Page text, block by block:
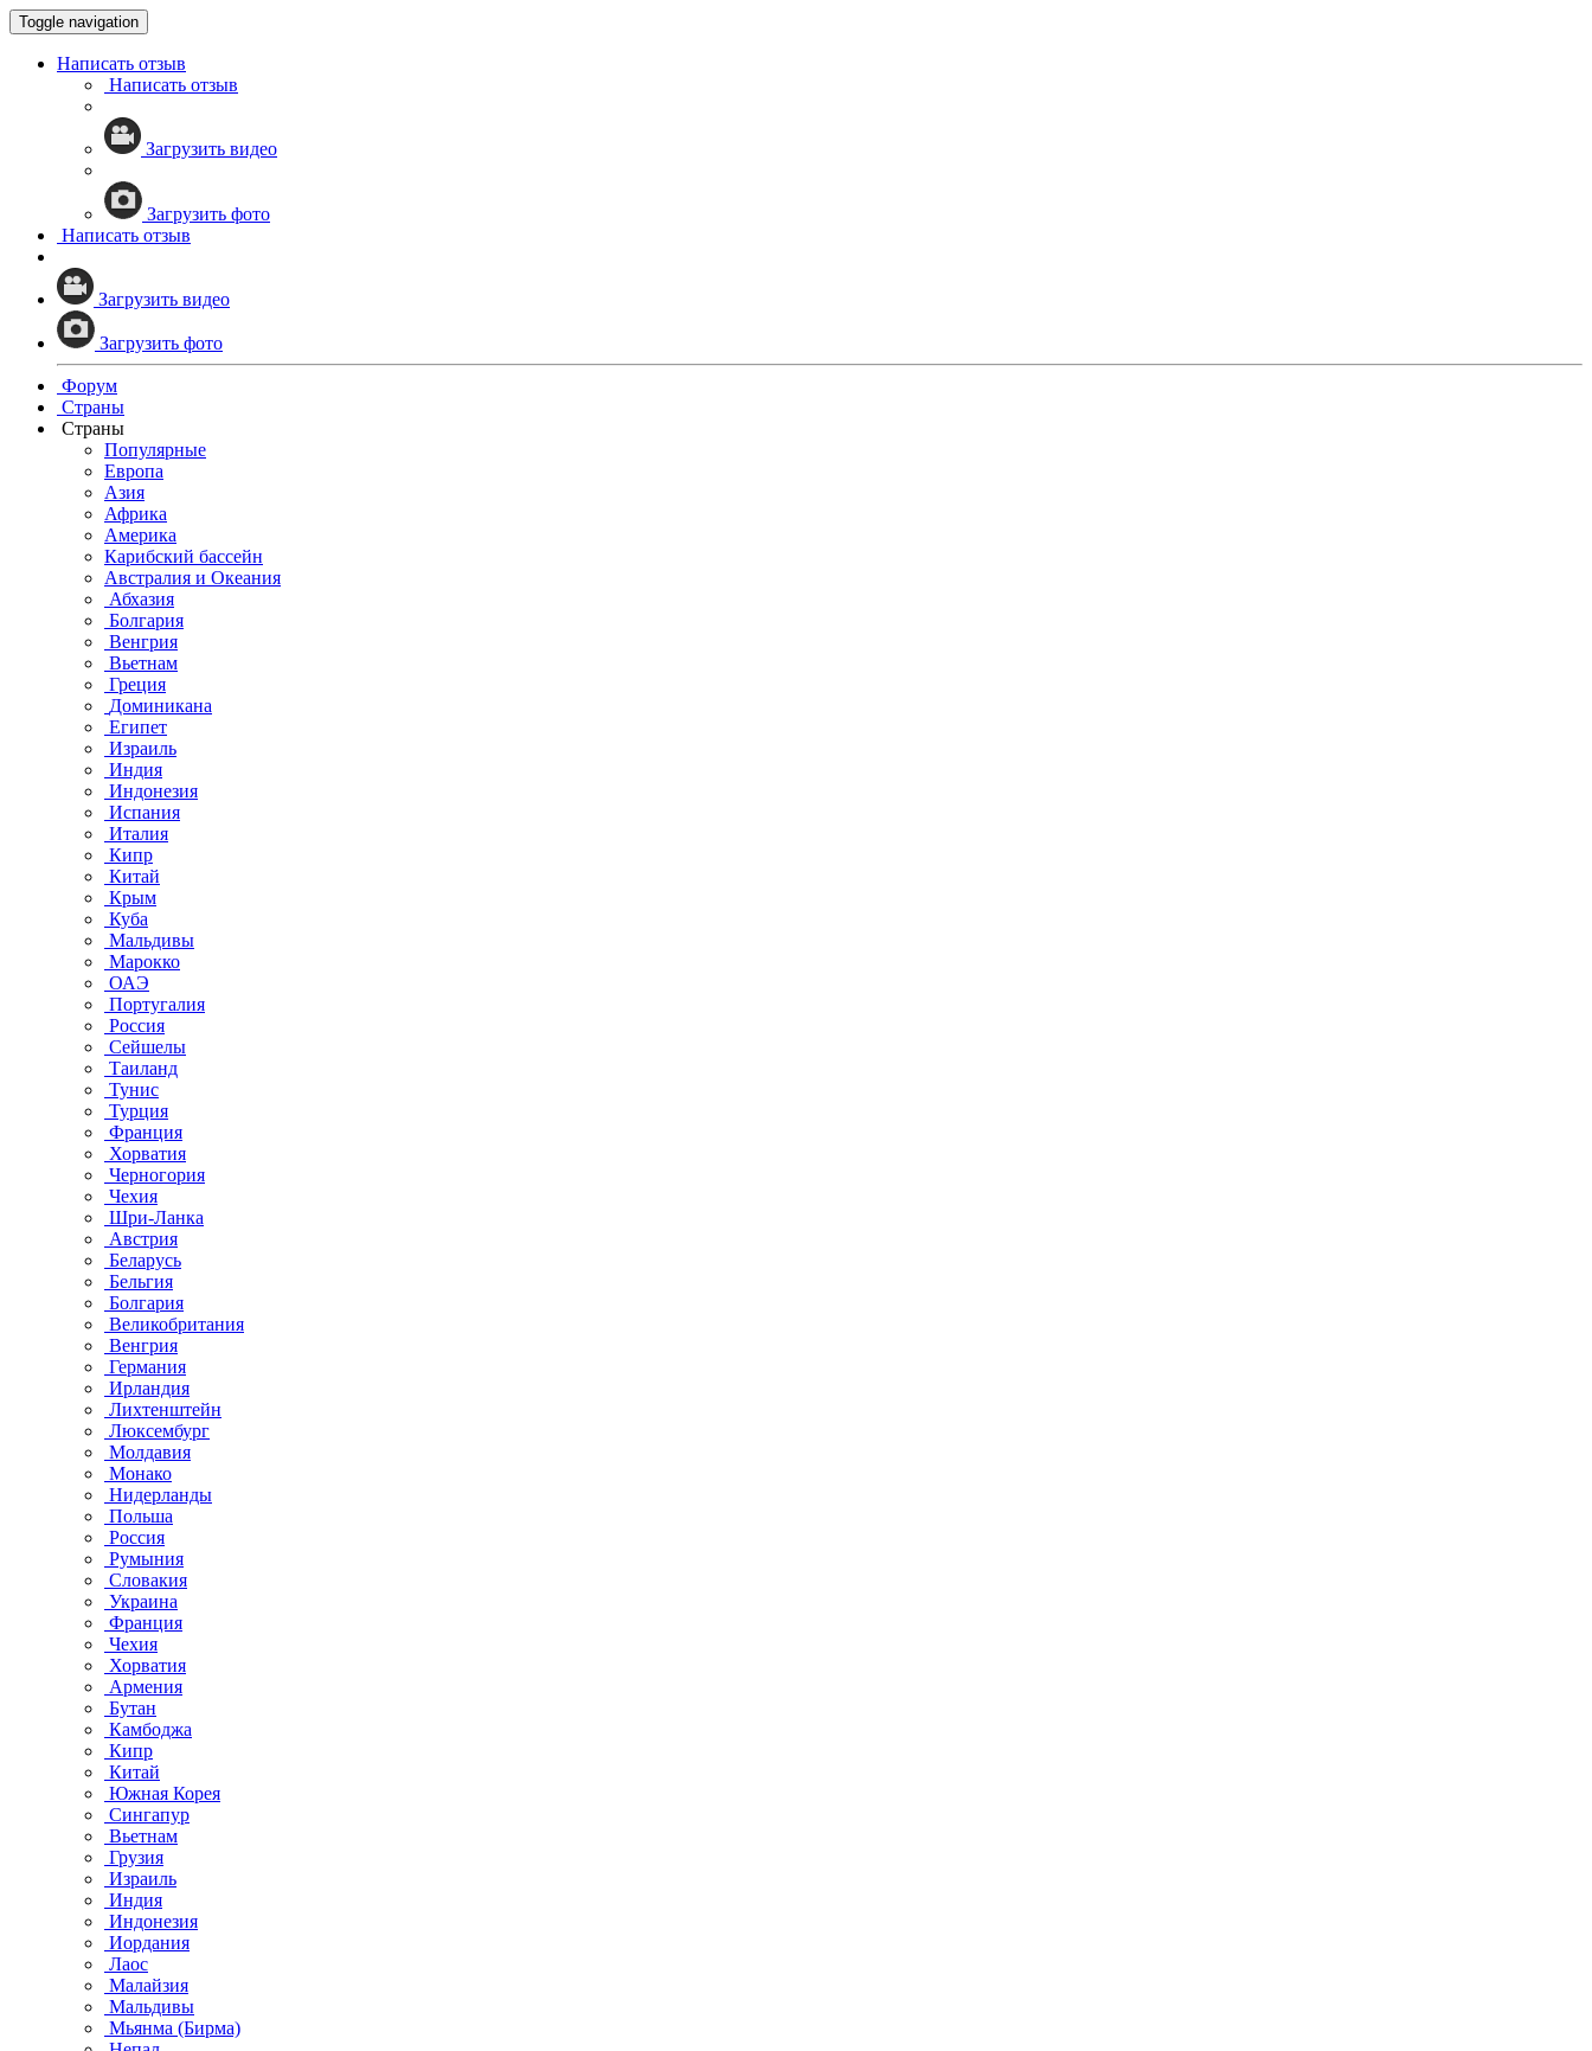
Toggle navigation
Написать отзыв
Написать отзыв
Загрузить видео
Загрузить фото
Написать отзыв
Загрузить видео
Загрузить фото
Форум
Страны
Страны
Популярные
Европа
Азия
Африка
Америка
Карибский бассейн
Австралия и Океания
Абхазия
Болгария
Венгрия
Вьетнам
Греция
Доминикана
Египет
Израиль
Индия
Индонезия
Испания
Италия
Кипр
Китай
Крым
Куба
Мальдивы
Марокко
ОАЭ
Португалия
Россия
Сейшелы
Таиланд
Тунис
Турция
Франция
Хорватия
Черногория
Чехия
Шри-Ланка
Австрия
Беларусь
Бельгия
Болгария
Великобритания
Венгрия
Германия
Ирландия
Лихтенштейн
Люксембург
Молдавия
Монако
Нидерланды
Польша
Россия
Румыния
Словакия
Украина
Франция
Чехия
Хорватия
Армения
Бутан
Камбоджа
Кипр
Китай
Южная Корея
Сингапур
Вьетнам
Грузия
Израиль
Индия
Индонезия
Иордания
Лаос
Малайзия
Мальдивы
Мьянма (Бирма)